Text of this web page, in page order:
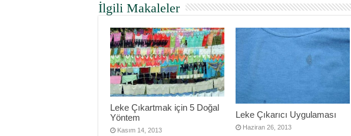
İlgili Makaleler
Leke Çıkartmak için 5 Doğal
Yöntem
Kasım 14, 2013
Leke Çıkarıcı Uygulaması
Haziran 26, 2013